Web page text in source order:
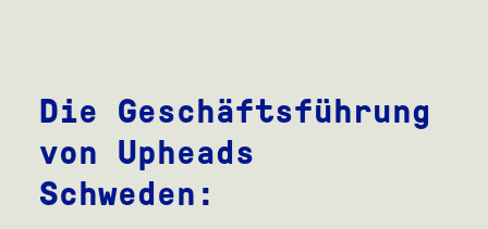
Die Geschäftsführung
von Upheads
Schweden: